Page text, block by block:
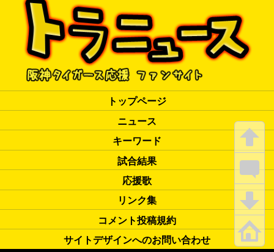
トップページ
ニュース
キーワード
試合結果
応援歌
リンク集
コメント投稿規約
サイトデザインへのお問い合わせ